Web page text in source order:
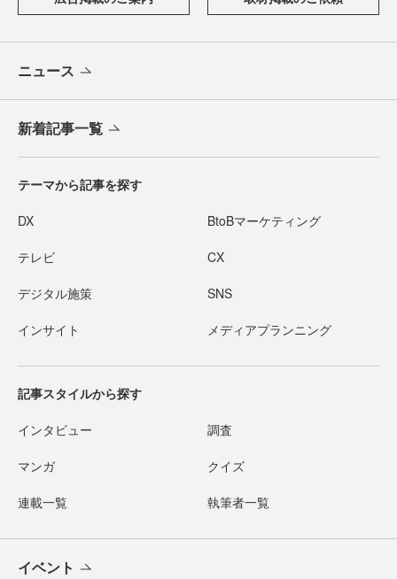
ニュース
新着記事一覧
テーマから記事を探す
DX BtoBマーケティング
テレビ CX
デジタル施策 SNS
インサイト メディアプランニング
記事スタイルから探す
インタビュー 調査
マンガ クイズ
連載一覧 執筆者一覧
イベント